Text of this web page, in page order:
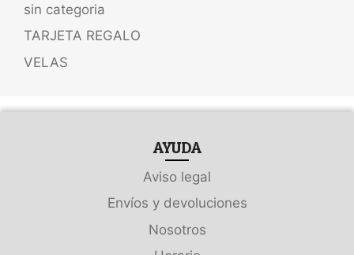
sin categoria
TARJETA REGALO
VELAS
AYUDA
Aviso legal
Envíos y devoluciones
Nosotros